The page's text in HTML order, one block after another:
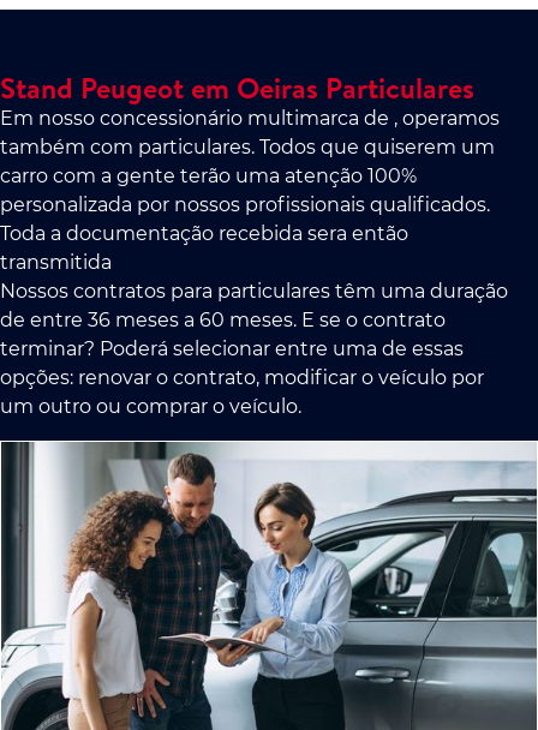
Stand Peugeot em Oeiras Particulares
Em nosso concessionário multimarca de , operamos
também com particulares. Todos que quiserem um
carro com a gente terão uma atenção 100%
personalizada por nossos profissionais qualificados.
Toda a documentação recebida sera então
transmitida
Nossos contratos para particulares têm uma duração
de entre 36 meses a 60 meses. E se o contrato
terminar? Poderá selecionar entre uma de essas
opções: renovar o contrato, modificar o veículo por
um outro ou comprar o veículo.